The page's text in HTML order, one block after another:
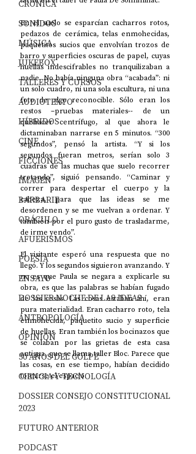
CRÓNICA
SONIDOS
MÚSICA
JUKEBOX
TALLERES Y CURSOS
AUDIOTEXTO
HÍBRIDOS
CINE
FICCIONES
IMAGEN
BARBARIE
ORÁCULO
AFUERISMOS
POESÍA
ENSAYO
DOSSIER NOCHE DE LAS IDEAS
ANTROPOLOGÍA
OPINIÓN
50 AÑOS DEL GOLPE
CIENCIA Y TECNOLOGÍA
DOSSIER CONSEJO CONSTITUCIONAL
2023
FUTURO ANTERIOR
PODCAST
En el suelo se esparcían cacharros rotos,
pedazos de cerámica, telas enmohecidas,
paquetitos sucios que envolvían trozos de
barro y superficies oscuras de papel, cuyas
huellas indescifrables no tranquilizaban a
nadie. No había ninguna obra “acabada”: ni
un solo cuadro, ni una sola escultura, ni una
foto de algo reconocible. Sólo eran los
restos –pruebas materiales-- de un
quehacer centrífugo, al que ahora le
dictaminaban narrarse en 5 minutos. “300
segundos”, pensó la artista. “Y si los
segundos fueran metros, serían solo 3
cuadras de las muchas que suelo recorrer
trotando”, siguió pensando. “Caminar y
correr para despertar el cuerpo y la
cabeza, para que las ideas se me
desordenen y se me vuelvan a ordenar. Y
también por el puro gusto de trasladarme,
de irme yendo”.
El visitante esperó una respuesta que no
llegó. Y los segundos siguieron avanzando. Y
no es que Paula se negara a explicarle su
obra, es que las palabras se habían fugado
de las cosas. Las cosas estaban ahí, eran
pura materialidad. Eran cacharro roto, tela
enmohecida, paquetito sucio y superficie
de huellas. Eran también los bocinazos que
se colaban por las grietas de esta casa
antigua, que se llama taller Bloc. Parece que
las cosas, en ese tiempo, habían decidido
tomarse el espacio.